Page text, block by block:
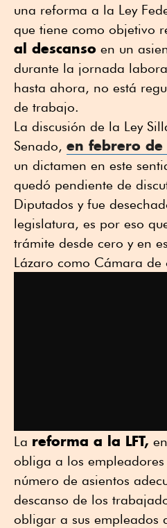
una reforma a la Ley
que tiene como objetivo
al descanso en un
durante la jornada
hasta ahora, no está
de trabajo.
La discusión de la Ley
Senado, en febrero
un dictamen en este
quedó pendiente de
Diputados y fue
legislatura, es por eso
trámite desde cero y en
Lázaro como Cámara de
La reforma a la LFT,
obliga a los
número de asientos
descanso de los
obligar a sus empleados